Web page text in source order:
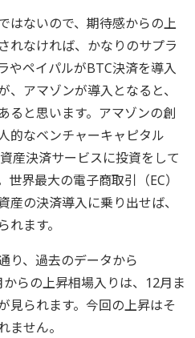
はないので、期待感からの上
れなければ、かなりのサプラ
やペイパルがBTC決済を導入
、アマゾンが導入となると、
ると思います。アマゾンの創
的なベンチャーキャピタル
産決済サービスに投資をして
界最大の電子商取引（EC）
産の決済導入に乗り出せば、
ます。
り、過去のデータから
らの上昇相場入りは、12月ま
見られます。今回の上昇はそ
ません。